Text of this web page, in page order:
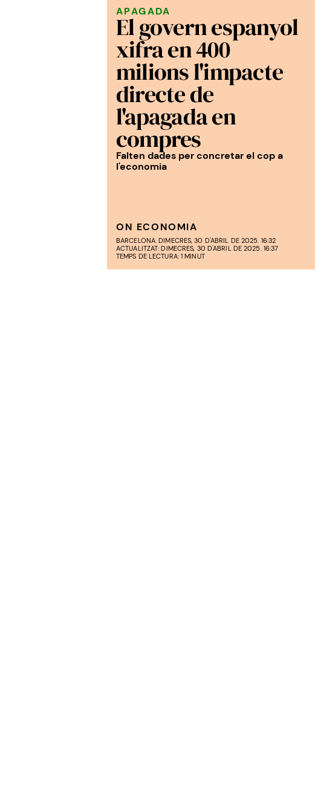
APAGADA
El govern espanyol
xifra en 400
milions l'impacte
directe de
l'apagada en
compres
Falten dades per concretar el cop a
l'economia
ON ECONOMIA
BARCELONA. DIMECRES, 30 D'ABRIL DE 2025. 16:32
ACTUALITZAT: DIMECRES, 30 D'ABRIL DE 2025. 16:37
TEMPS DE LECTURA: 1 MINUT